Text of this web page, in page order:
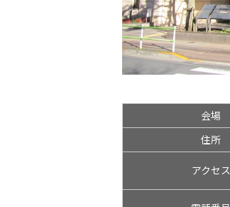
会場
住所
アクセス